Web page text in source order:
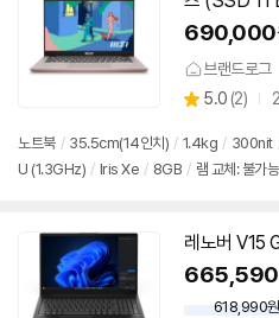
690,000
브랜드로그
별
점
5.0 (상
리
뷰
2)
노트북 / 35.5cm(14인치) / 1.4kg / 300nit
U (1.3GHz) / Iris Xe / 8GB / 램 교체: 불가능
레노버 V15
665,590
618,990원